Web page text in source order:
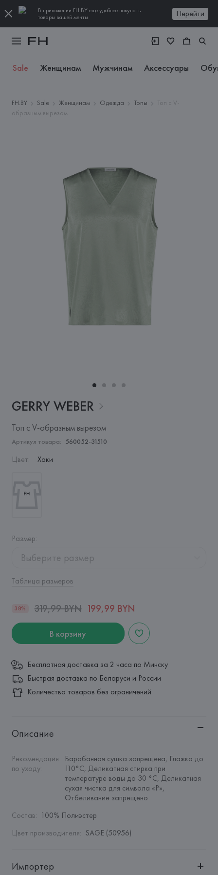
В приложении FH.BY еще удобнее покупать
товары вашей мечты
Перейти
Sale Женщинам Мужчинам Аксессуары
FH.BY Sale Женщинам Одежда Топы
Топ с V-
образным вырезом
GERRY WEBER
Топ с V-образным вырезом
Артикул товара: 560052-31510
Цвет: Хаки
Размер:
Выберите размер
Таблица размеров
38% 319,99 BYN 199,99 BYN
В корзину
Бесплатная доставка за 2 часа по Минску
Быстрая доставка по Беларуси и России
Количество товаров без ограничений
Описание
Рекомендация
по уходу:
Барабанная сушка запрещена, Глажка до
110°C, Деликатная стирка при
температуре воды до 30 °C, Деликатная
сухая чистка для символа «P»,
Отбеливание запрещено
Состав: 100% Полиэстер
Цвет производителя: SAGE (50956)
Импортер